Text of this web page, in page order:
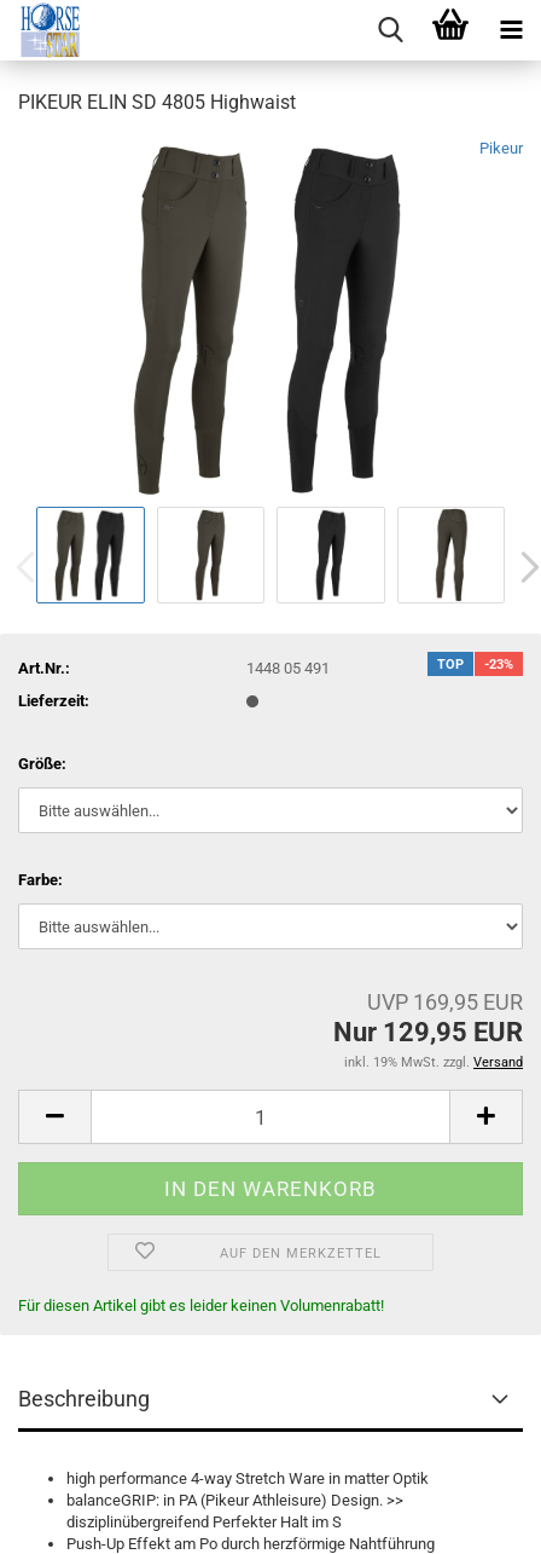
PIKEUR ELIN SD 4805 Highwaist
Pikeur
TOP -23%
Art.Nr.:
1448 05 491
Lieferzeit:
Größe:
Farbe:
UVP 169,95 EUR
Nur 129,95 EUR
inkl. 19% MwSt. zzgl. Versand
AUF DEN MERKZETTEL
Für diesen Artikel gibt es leider keinen Volumenrabatt!
Beschreibung
high performance 4-way Stretch Ware in matter Optik
balanceGRIP: in PA (Pikeur Athleisure) Design. >>
disziplinübergreifend Perfekter Halt im S
Push-Up Effekt am Po durch herzförmige Nahtführung